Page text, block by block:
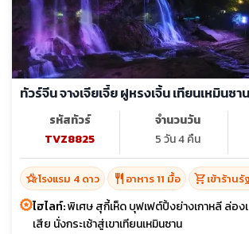
ทัวร์จีน จางเจียเจี้ย ฝูหรงเจิ้น เทียนเหมินซา
รหัสทัวร์
TVZ8825
จำนวนวัน
5 วัน 4 คืน
hotel_classโรงแรม 4 ดาว restaurant อาหาร 11 มื้อ shopping_cartเข้าร้าน
ไฮไลท์:พิเศษ สุกี้เห็ด บุฟเฟต์ปิ้งย่างเกาหลี ล่อง
เสีย นั่งกระเช้าสู่เขาเทียนเหมินซาน